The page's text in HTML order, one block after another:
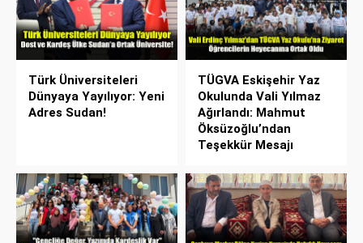
Türk Üniversiteleri
Dünyaya Yayılıyor: Yeni
Adres Sudan!
TÜGVA Eskişehir Yaz
Okulunda Vali Yılmaz
Ağırlandı: Mahmut
Öksüzoğlu’ndan
Teşekkür Mesajı